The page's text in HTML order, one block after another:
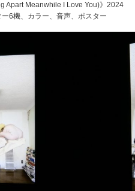
Apart Meanwhile I Love You)》2024
6機、カラー、音声、ポスター